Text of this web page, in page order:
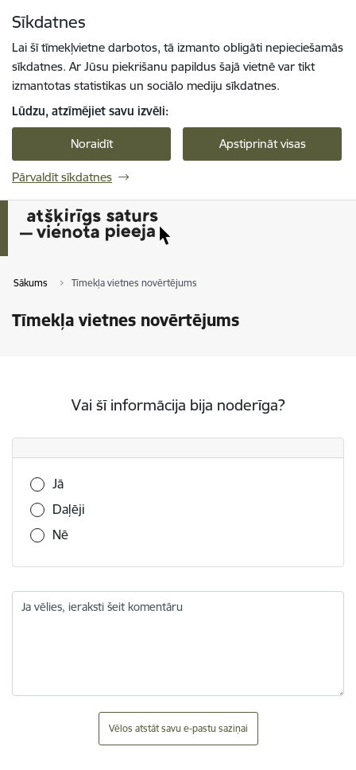
Sīkdatnes
Lai šī tīmekļvietne darbotos, tā izmanto obligāti nepieciešamās
sīkdatnes. Ar Jūsu piekrišanu papildus šajā vietnē var tikt
izmantotas statistikas un sociālo mediju sīkdatnes.
Lūdzu, atzīmējiet savu izvēli:
Noraidīt Apstiprināt visas
Pārvaldīt sīkdatnes
Sākums Tīmekļa vietnes novērtējums
Tīmekļa vietnes novērtējums
Vai šī informācija bija noderīga?
Vai šī informācija bija noderīga?
Jā
Daļēji
Nē
Ja vēlies, ieraksti šeit komentāru
Vēlos atstāt savu e-pastu saziņai